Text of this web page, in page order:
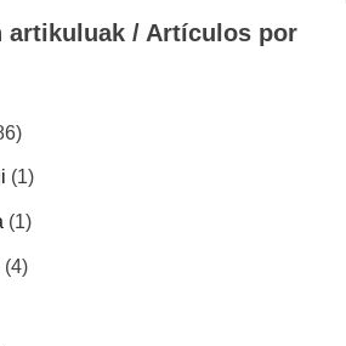
artikuluak / Artículos por
(1)
(1)
(4)